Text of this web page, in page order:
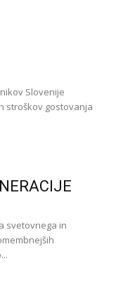
Slovenije
stroškov gostovanja
svetovnega in